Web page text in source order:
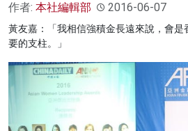
作者: 本社編輯部 2016-06-07
黃友嘉：「我相信強積金長遠來說，會
要的支柱。」